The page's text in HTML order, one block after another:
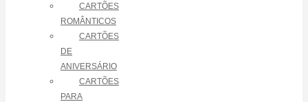
CARTÕES
ROMÂNTICOS
CARTÕES
DE
ANIVERSÁRIO
CARTÕES
PARA